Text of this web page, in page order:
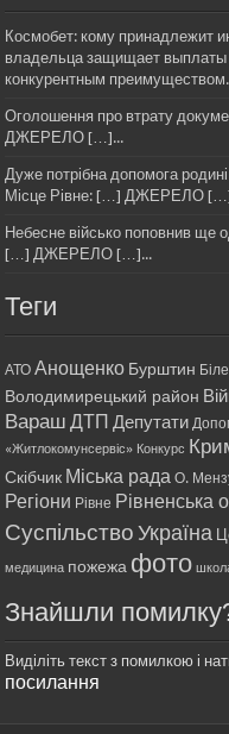
Космобет: кому принадлежит
владельца защищает выплаты
конкурентным
Оголошення про втрату
ДЖЕРЕЛО […]...
Дуже потрібна допомога
Місце Рівне: […] ДЖЕРЕЛО
Небесне військо поповнив ще
[…] ДЖЕРЕЛО […]...
Теги
АТО Анощенко Бурштин
Володимирецький район
Вараш ДТП Депутати
«Житлокомунсервіс» Конкурс
Скібчик Міська рада О.
Регіони Рівне Рівненська
Суспільство Україна
медицина пожежа фото
Знайшли
Виділіть текст з помилкою і
посилання